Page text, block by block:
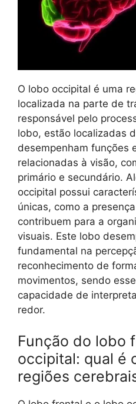
O lobo occipital é uma
localizada na parte de
responsável pelo
lobo, estão localizadas
desempenham funções
relacionadas à visão,
primário e secundário.
occipital possui
únicas, como a
contribuem para a
visuais. Este lobo
fundamental na
reconhecimento de
movimentos, sendo
capacidade de
redor.
Função do lobo
occipital: qual é
regiões